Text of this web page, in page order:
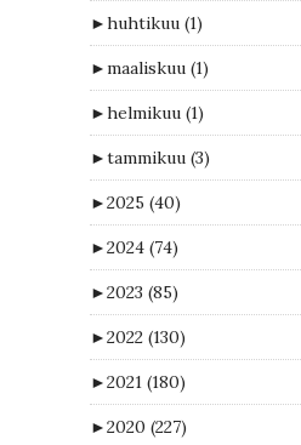
►huhtikuu (1)
►maaliskuu (1)
►helmikuu (1)
►tammikuu (3)
►2025 (40)
►2024 (74)
►2023 (85)
►2022 (130)
►2021 (180)
►2020 (227)